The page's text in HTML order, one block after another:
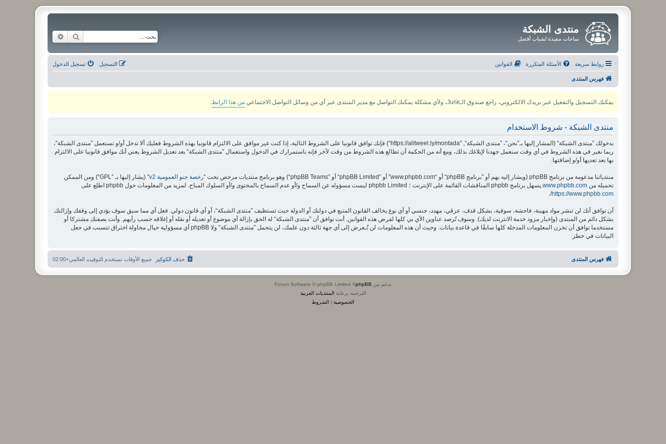
منتدى الشبكة
ساحات مفيدة لشباب أفضل بحث
روابط سريعة الأسئلة المتكررة القوانين تسجيل الدخول التسجيل
فهرس المنتدى
يمكنك التسجيل والتفعيل عبر بريدك الالكتروني، راجع صندوق الـJunk، ولأي مشكلة يمكنك التواصل مع مدير المنتدى عبر أي من وسائل التواصل الاجتماعي من هذا الرابط
منتدى الشبكة - شروط الاستخدام
بدخولك ”منتدى الشبكة“ (المشار إليها بـ”نحن“، ”منتدى الشبكة“, ”https://alitweel.ly/montada“) فإنك توافق قانونيا على الشروط التالية، إذا كنت غير موافق على الالتزام قانونيا بهذه الشروط فعليك ألا تدخل أو/و تستعمل ”منتدى الشبكة“،
ربما نغير في هذه الشروط في أي وقت سنعمل جهدنا لإبلاغك بذلك، ومع أنه من الحكمة أن تطالع هذه الشروط من وقت لآخر فإنه باستمرارك في الدخول واستعمال ”منتدى الشبكة“ بعد تعديل الشروط يعني أنك موافق قانونيا على الالتزام
بها بعد تعديها أو/و إضافتها.
منتدياتنا مدعومة من برنامج phpBB (ويشار إليه بهم أو ”برنامج phpBB“ أو “www.phpbb.com” أو ”phpBB Limited“ أو ”phpBB Teams“) وهو برنامج منتديات مرخص تحت “ رخصة جنو العمومية v2
” (يشار إليها بـ ”GPL“) ومن الممكن
تحميله من www.phpbb.com .يسهل برنامج phpbb المناقشات القائمة على الإنترنت ؛ phpbb Limited ليست مسؤوله عن السماح و/أو عدم السماح بالمحتوى و/أو السلوك المباح. لمزيد من المعلومات حول phpbb اطلع على
https://www.phpbb.com/
أن توافق أنك لن تنشر مواد مهينة، فاحشة، سوقية، بشكل قذف، عرقي، مهدد، جنسي أو أي نوع يخالف القانون المتبع في دولتك أو الدولة حيث تستظيف ”منتدى الشبكة“، أو أي قانون دولي. فعل أي مما سبق سوف يؤدي إلى وقفك وإزالتك
بشكل دائم من المنتدى (وإخبار مزود خدمة الانترنت لديك). وسوف تُرصد عناوين الآي بي كلها لفرض هذه القوانين. أنت توافق أن ”منتدى الشبكة“ له الحق بإزالة أي موضوع أو تعديله أو نقله أو إغلاقه حسب رأيهم. وأنت بصفتك مشتركا أو
مستخدما توافق أن تخزن المعلومات المدخلة كلها سابقًا في قاعدة بيانات. وحيث أن هذه المعلومات لن تُـعرض إلى أي جهة ثالثة دون علمك، لن يتحمل ”منتدى الشبكة“ ولا phpBB أي مسؤولية حيال محاولة اختراق تتسبب في جعل
البيانات في خطر
فهرس المنتدى جميع الأوقات تستخدم التوقيت العالمي+02:00 حذف الكوكيز
بدعم من phpBB
® Forum Software © phpBB Limited
الترجمة برعاية المنتديات العربية
الخصوصية | الشروط